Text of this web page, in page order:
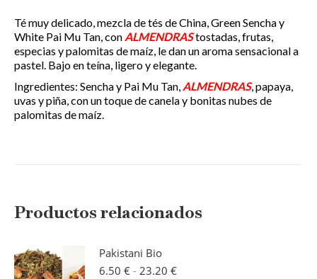
Té muy delicado, mezcla de tés de China, Green Sencha y
White Pai Mu Tan, con ALMENDRAStostadas, frutas,
especias y palomitas de maíz, le dan un aroma sensacional a
pastel. Bajo en teína, ligero y elegante.
Ingredientes: Sencha y Pai Mu Tan, ALMENDRAS, papaya,
uvas y piña, con un toque de canela y bonitas nubes de
palomitas de maíz.
Productos relacionados
Pakistani Bio
6.50 € - 23.20 €Rango